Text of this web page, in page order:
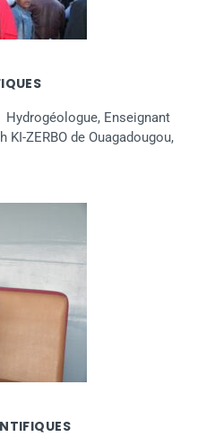
Hydrogéologue, Enseignant
KI-ZERBO de Ouagadougou,